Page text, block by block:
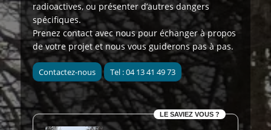
radioactives, ou présenter d’autres dangers
spécifiques.
Prenez contact avec nouspour échanger à propos
de votre projet et nous vous guiderons pas à pas.
Contactez-nous Tel : 04 13 41 49 73
LE SAVIEZ VOUS ?